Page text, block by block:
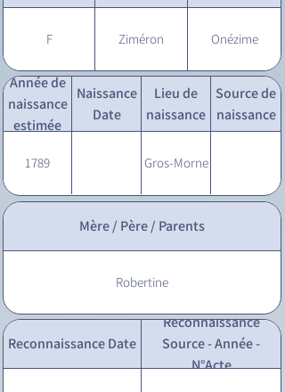
F Ziméron Onézime
Année de
naissance
estimée
Naissance
Date
Lieu de
naissance
Source de
naissance
1789 Gros-Morne
Mère / Père / Parents
Robertine
Reconnaissance Date
Reconnaissance
Source - Année -
N°Acte